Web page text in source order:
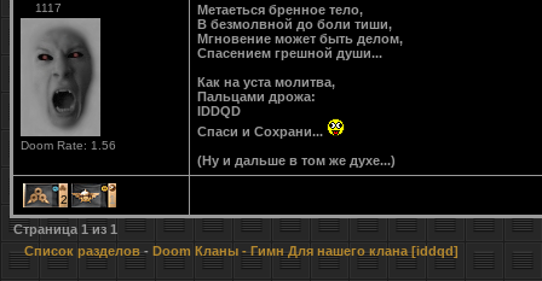
1117
Doom Rate: 1.56
Метаеться бренное тело,
В безмолвной до боли тиши,
Мгновение может быть делом,
Спасением грешной души...
Как на уста молитва,
Пальцами дрожа:
IDDQD
Спаси и Сохрани...
(Ну и дальше в том же духе...)
2 1
Страница 1из 1
Список разделов- Doom Кланы - Гимн Для нашего клана [iddqd]